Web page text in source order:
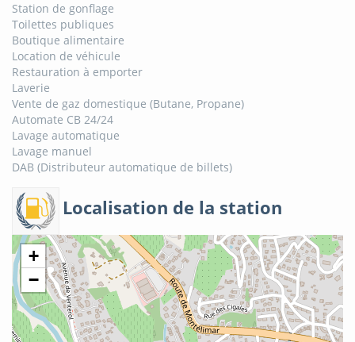
Station de gonflage
Toilettes publiques
Boutique alimentaire
Location de véhicule
Restauration à emporter
Laverie
Vente de gaz domestique (Butane, Propane)
Automate CB 24/24
Lavage automatique
Lavage manuel
DAB (Distributeur automatique de billets)
Localisation de la station
+
−